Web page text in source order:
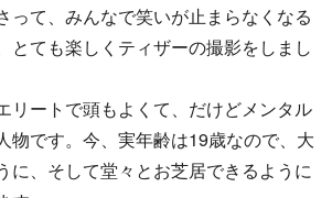
って、みんなで笑いが止まらなくなる
とても楽しくティザーの撮影をしまし
リートで頭もよくて、だけどメンタル
物です。今、実年齢は19歳なので、大
に、そして堂々とお芝居できるように